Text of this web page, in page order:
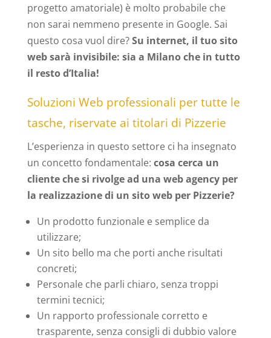
progetto amatoriale) è molto probabile che
non sarai nemmeno presente in Google. Sai
questo cosa vuol dire?Su internet, il tuo sito
web sarà invisibile: sia a Milano che in tutto
il resto d’Italia!
Soluzioni Web professionali per tutte le
tasche, riservate ai titolari di Pizzerie
L’esperienza in questo settore ci ha insegnato
un concetto fondamentale: cosa cerca un
cliente che si rivolge ad una web agency per
la realizzazione di un sito web per Pizzerie?
Un prodotto funzionale e semplice da
utilizzare;
Un sito bello ma che porti anche risultati
concreti;
Personale che parli chiaro, senza troppi
termini tecnici;
Un rapporto professionale corretto e
trasparente, senza consigli di dubbio valore